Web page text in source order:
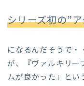
シリーズ初の”
になるんだそうで・
が、『ヴァルキリー
ムが良かった」とい